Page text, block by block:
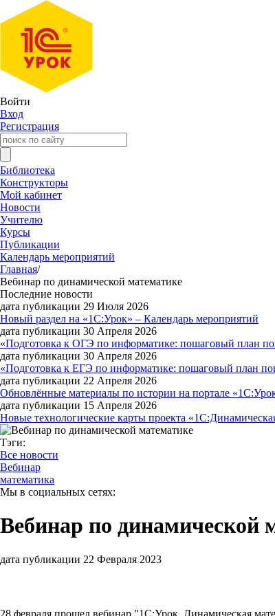
Войти
Вход
Регистрация
Библиотека
Конструкторы
Мой кабинет
Новости
Учителю
Курсы
Публикации
Календарь мероприятий
Главная/
Вебинар по динамической математике
Последние новости
дата публикации 29 Июля 2026
Новый раздел на «1С:Урок» – Календарь мероприятий
дата публикации 30 Апреля 2026
«Подготовка к ОГЭ по информатике: пошаговый план
дата публикации 30 Апреля 2026
«Подготовка к ЕГЭ по информатике: пошаговый план
дата публикации 22 Апреля 2026
Обновлённые материалы по истории на портале
дата публикации 15 Апреля 2026
Новые технологические карты проекта
Тэги:
Все новости
Вебинар
математика
Мы в социальных сетях:
Вебинар по динамической
дата публикации 22 Февраля 2023
28 февраля прошел вебинар "1С:Урок. Динамическая